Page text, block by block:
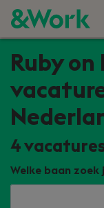
Ruby
4
Welke baan zoek